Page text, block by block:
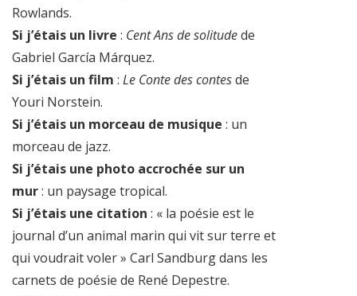
Rowlands.
Si j’étais un livre : Cent Ans de solitudede
Gabriel García Márquez.
Si j’étais un film : Le Conte des contesde
Youri Norstein.
Si j’étais un morceau de musique : un
morceau de jazz.
Si j’étais une photo accrochée sur un
mur: un paysage tropical.
Si j’étais une citation : « la poésie est le
journal d’un animal marin qui vit sur terre et
qui voudrait voler » Carl Sandburg dans les
carnets de poésie de René Depestre.